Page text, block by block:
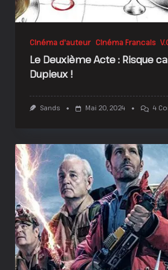
Cinéma d'auteur Cinéma Francais
Le Deuxième Acte : Risque
Dupieux !
Sands Mai 20, 2024 4